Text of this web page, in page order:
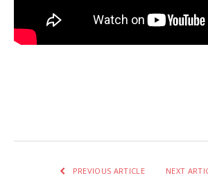
PREVIOUS ARTICLE NEXT